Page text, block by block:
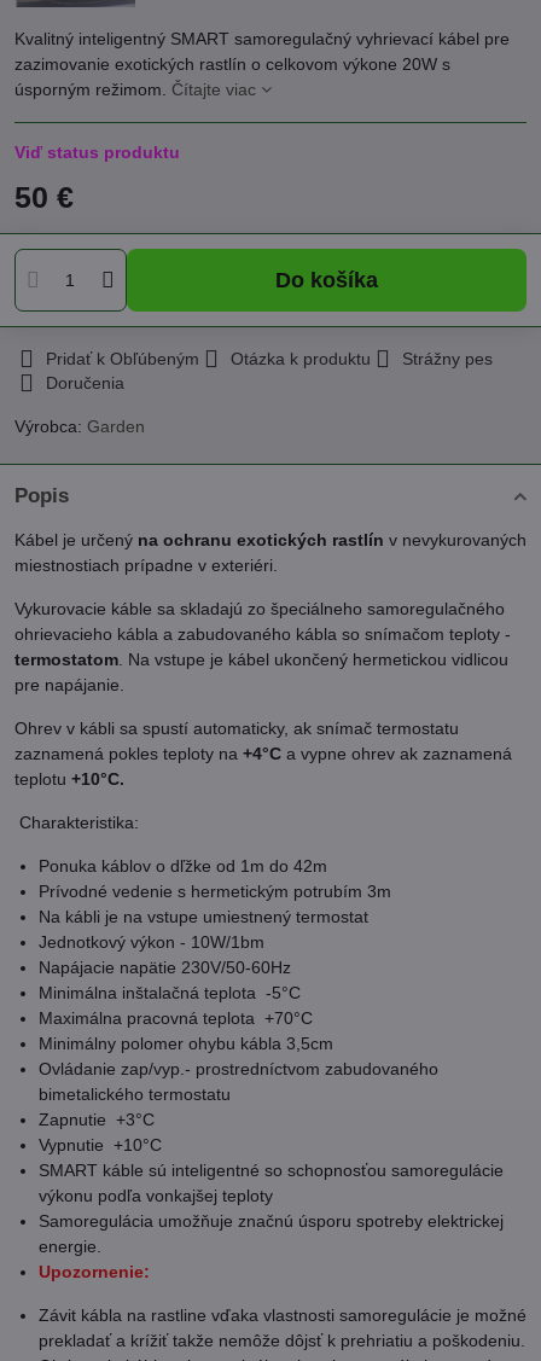
Kvalitný inteligentný SMART samoregulačný vyhrievací kábel pre
zazimovanie exotických rastlín o celkovom výkone 20W s
úsporným režimom. Čítajte viac
Viď status produktu
50 €
Do košíka
Pridať k Obľúbeným Otázka k produktu
Strážny pes
Doručenia
Výrobca: Garden
Popis
Kábel je určený na ochranu exotických rastlín v nevykurovaných
miestnostiach prípadne v exteriéri.
Vykurovacie káble sa skladajú zo špeciálneho samoregulačného
ohrievacieho kábla a zabudovaného kábla so snímačom teploty -
termostatom . Na vstupe je kábel ukončený hermetickou vidlicou
pre napájanie.
Ohrev v kábli sa spustí automaticky, ak snímač termostatu
zaznamená pokles teploty na +4°C a vypne ohrev ak zaznamená
teplotu +10°C.
Charakteristika:
Ponuka káblov o dľžke od 1m do 42m
Prívodné vedenie s hermetickým potrubím 3m
Na kábli je na vstupe umiestnený termostat
Jednotkový výkon - 10W/1bm
Napájacie napätie 230V/50-60Hz
Minimálna inštalačná teplota -5°C
Maximálna pracovná teplota +70°C
Minimálny polomer ohybu kábla 3,5cm
Ovládanie zap/vyp.- prostredníctvom zabudovaného
bimetalického termostatu
Zapnutie +3°C
Vypnutie +10°C
SMART káble sú inteligentné so schopnosťou samoregulácie
výkonu podľa vonkajšej teploty
Samoregulácia umožňuje značnú úsporu spotreby elektrickej
energie.
Upozornenie:
Závit kábla na rastline vďaka vlastnosti samoregulácie je možné
prekladať a krížiť takže nemôže dôjsť k prehriatiu a poškodeniu.